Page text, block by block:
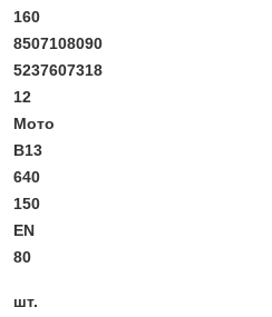
160
8507108090
5237607318
12
Мото
B13
640
150
EN
80
шт.